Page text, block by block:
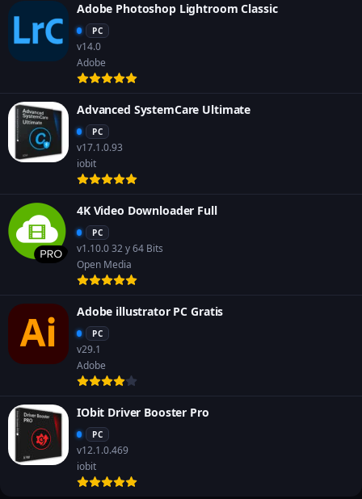
Adobe Photoshop Lightroom Classic
PC
v14.0
Adobe
Advanced SystemCare Ultimate
PC
v17.1.0.93
iobit
4K Video Downloader Full
PC
v1.10.0 32 y 64 Bits
Open Media
Adobe illustrator PC Gratis
PC
v29.1
Adobe
IObit Driver Booster Pro
PC
v12.1.0.469
iobit